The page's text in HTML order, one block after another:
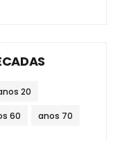
20
60 anos 70